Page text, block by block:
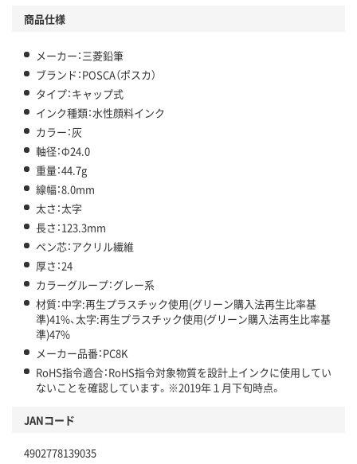
商品仕様
メーカー：三菱鉛筆
ブランド：POSCA（ポスカ）
タイプ：キャップ式
インク種類：水性顔料インク
カラー：灰
軸径：Ф24.0
重量：44.7g
線幅：8.0mm
太さ：太字
長さ：123.3mm
ペン芯：アクリル繊維
厚さ：24
カラーグループ：グレー系
材質：中字:再生プラスチック使用(グリーン購入法再生比率基
準)41%、太字:再生プラスチック使用(グリーン購入法再生比率基
準)47%
メーカー品番：PC8K
RoHS指令適合：RoHS指令対象物質を設計上インクに使用してい
ないことを確認しています。※2019年１月下旬時点。
JANコード
4902778139035